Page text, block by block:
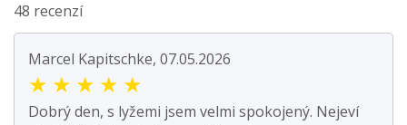
48 recenzí
Marcel Kapitschke, 07.05.2026
★ ★ ★ ★ ★
Dobrý den, s lyžemi jsem velmi spokojený. Nejeví